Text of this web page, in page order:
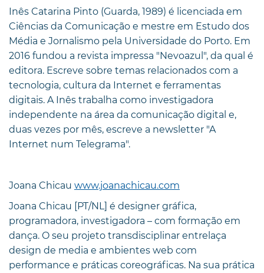
Inês Catarina Pinto (Guarda, 1989) é licenciada em
Ciências da Comunicação e mestre em Estudo dos
Média e Jornalismo pela Universidade do Porto. Em
2016 fundou a revista impressa "Nevoazul", da qual é
editora. Escreve sobre temas relacionados com a
tecnologia, cultura da Internet e ferramentas
digitais. A Inês trabalha como investigadora
independente na área da comunicação digital e,
duas vezes por mês, escreve a newsletter "A
Internet num Telegrama".
Joana Chicau www.joanachicau.com
Joana Chicau [PT/NL] é designer gráfica,
programadora, investigadora – com formação em
dança. O seu projeto transdisciplinar entrelaça
design de media e ambientes web com
performance e práticas coreográficas. Na sua prática